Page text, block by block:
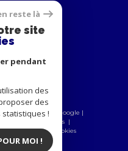
powered by Google |
Mentions légales
RGPD Cookies
reste là
site
pendant
des
des
!
MOI !